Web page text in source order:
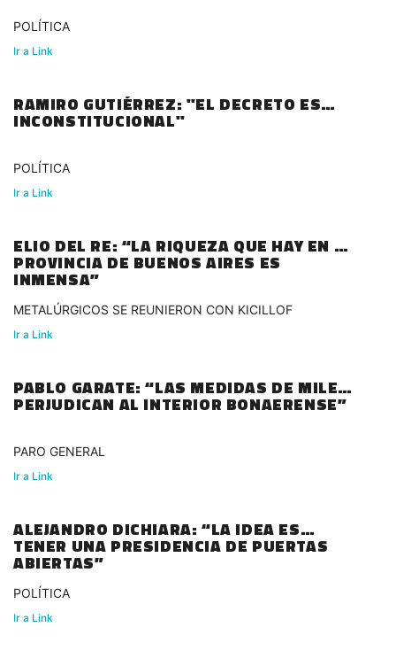
POLÍTICA
Ir a Link
RAMIRO GUTIÉRREZ: "EL DECRETO ES
INCONSTITUCIONAL"
POLÍTICA
Ir a Link
ELIO DEL RE: “LA RIQUEZA QUE HAY EN LA
PROVINCIA DE BUENOS AIRES ES
INMENSA”
METALÚRGICOS SE REUNIERON CON KICILLOF
Ir a Link
PABLO GARATE: “LAS MEDIDAS DE MILEI
PERJUDICAN AL INTERIOR BONAERENSE”
PARO GENERAL
Ir a Link
ALEJANDRO DICHIARA: “LA IDEA ES
TENER UNA PRESIDENCIA DE PUERTAS
ABIERTAS”
POLÍTICA
Ir a Link